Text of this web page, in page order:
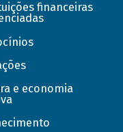
financeiras
e economia